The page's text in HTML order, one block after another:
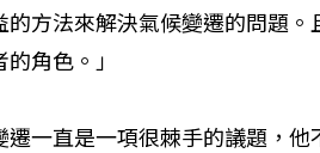
的方法來解決氣候變遷的問題
角色。」
遷一直是一項很棘手的議題，